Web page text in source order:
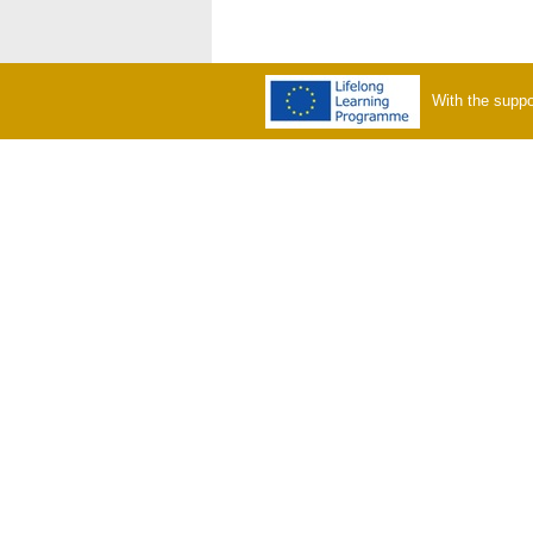
With the